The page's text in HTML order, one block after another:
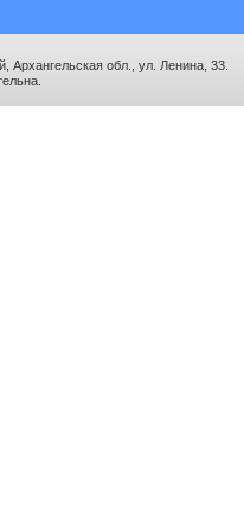
Архангельская обл., ул. Ленина, 33.